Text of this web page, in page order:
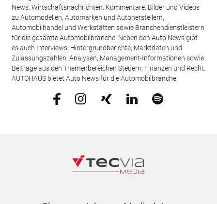
News, Wirtschaftsnachrichten, Kommentare, Bilder und Videos
zu Automodellen, Automarken und Autoherstellern,
Automobilhandel und Werkstätten sowie Branchendienstleistern
für die gesamte Automobilbranche. Neben den Auto News gibt
es auch Interviews, Hintergrundberichte, Marktdaten und
Zulassungszahlen, Analysen, Management-Informationen sowie
Beiträge aus den Themenbereichen Steuern, Finanzen und Recht.
AUTOHAUS bietet Auto News für die Automobilbranche.